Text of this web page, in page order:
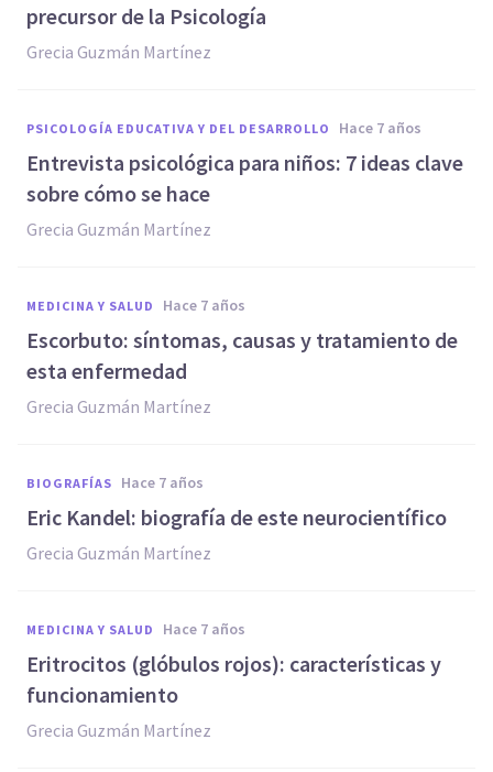
precursor de la Psicología
Grecia Guzmán Martínez
PSICOLOGÍA EDUCATIVA Y DEL DESARROLLO hace 7 años
Entrevista psicológica para niños: 7 ideas clave
sobre cómo se hace
Grecia Guzmán Martínez
MEDICINA Y SALUD hace 7 años
Escorbuto: síntomas, causas y tratamiento de
esta enfermedad
Grecia Guzmán Martínez
BIOGRAFÍAS hace 7 años
Eric Kandel: biografía de este neurocientífico
Grecia Guzmán Martínez
MEDICINA Y SALUD hace 7 años
Eritrocitos (glóbulos rojos): características y
funcionamiento
Grecia Guzmán Martínez